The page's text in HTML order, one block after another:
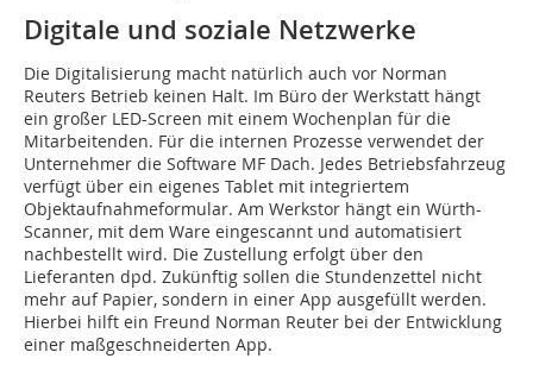
Digitale und soziale Netzwerke
Die Digitalisierung macht natürlich auch vor Norman
Reuters Betrieb keinen Halt. Im Büro der Werkstatt hängt
ein großer LED-Screen mit einem Wochenplan für die
Mitarbeitenden. Für die internen Prozesse ­verwendet der
Unternehmer die Software MF Dach. Jedes Betriebsfahrzeug
verfügt über ein eigenes Tablet mit integriertem
Objektaufnahmeformular. Am Werkstor hängt ein Würth-
Scanner, mit dem Ware eingescannt und automatisiert
nachbestellt wird. Die Zustellung erfolgt über den
Lieferanten dpd. Zukünftig sollen die Stundenzettel nicht
mehr auf Papier, sondern in einer App ausgefüllt werden.
Hierbei hilft ein Freund Norman Reuter bei der Entwicklung
einer maßgeschneiderten App.